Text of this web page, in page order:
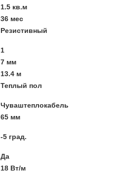
1.5 кв.м
36 мес
Резистивный
1
7 мм
13.4 м
Теплый пол
Чуваштеплокабель
65 мм
-5 град.
Да
18 Вт/м